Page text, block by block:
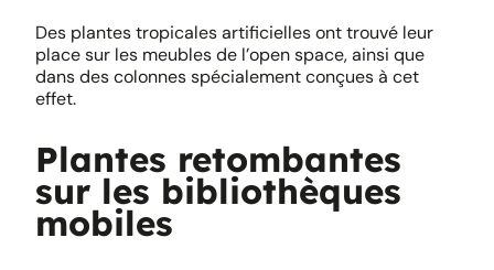
Des plantes tropicales artificielles ont trouvé leur
place sur les meubles de l’open space, ainsi que
dans des colonnes spécialement conçues à cet
effet.
Plantes retombantes
sur les bibliothèques
mobiles